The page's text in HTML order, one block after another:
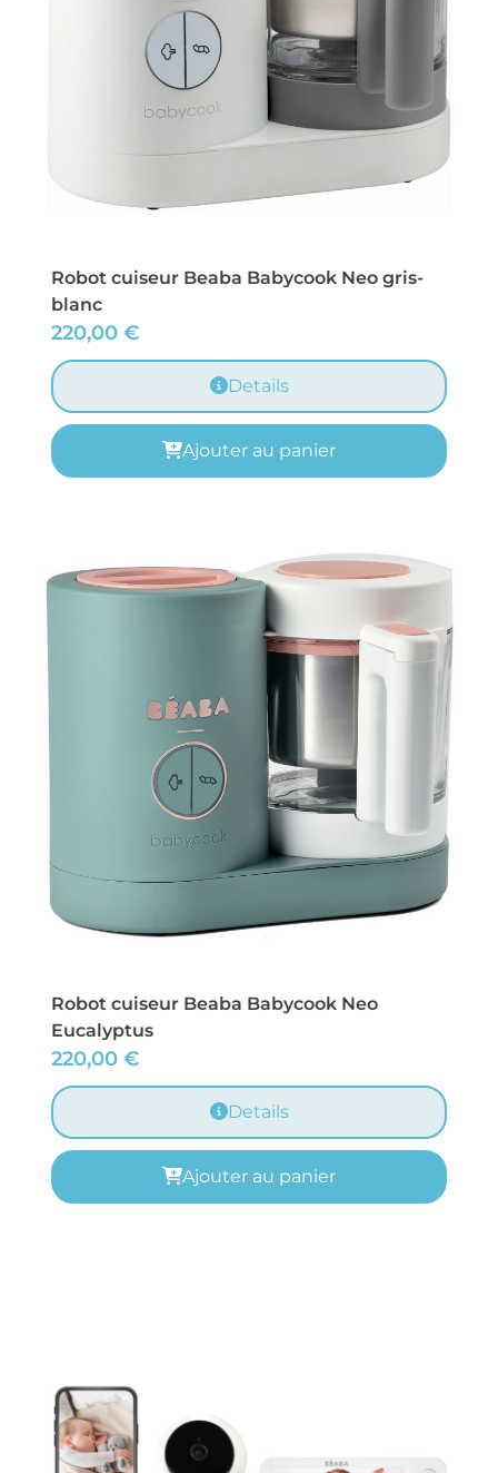
Robot cuiseur Beaba Babycook Neo gris-
blanc
220,00 €
Details
Ajouter au panier
Robot cuiseur Beaba Babycook Neo
Eucalyptus
220,00 €
Details
Ajouter au panier